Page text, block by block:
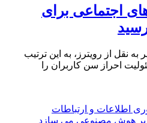
اجتماعی برای
نقل از رویترز، به این ترتیب
احراز سن کاربران را
اطلاعات و ارتباطات